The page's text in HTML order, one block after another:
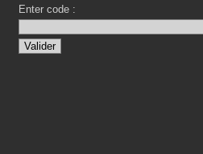
Enter code :